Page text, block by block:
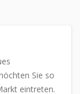
Sie so
eintreten.